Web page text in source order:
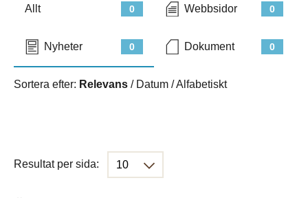
0
Allt 0
Webbsidor
0
Nyheter 0
Dokument
Sortera efter: Relevans / Datum /Alfabetiskt
Resultat per sida: